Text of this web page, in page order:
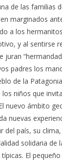
de las familias
marginados
a los
y al sentirse
juran
padres los
de la
niños que
nuevo ámbito
nuevas
del país, su clima,
solidaria de
El